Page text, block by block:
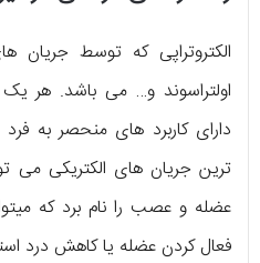
الکتروتراپی که توسط جریان
اولتراسوند و… می باشد. هر یک
دارای کاربرد های منحصر به
ترین جریان های الکتریکی
عضله و عصب را نام برد که
فعال کردن عضله یا کاهش درد